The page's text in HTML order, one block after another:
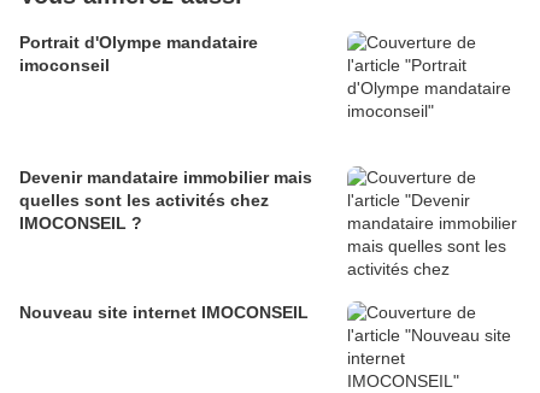
Portrait d'Olympe mandataire
imoconseil
Devenir mandataire immobilier mais
quelles sont les activités chez
IMOCONSEIL ?
Nouveau site internet IMOCONSEIL